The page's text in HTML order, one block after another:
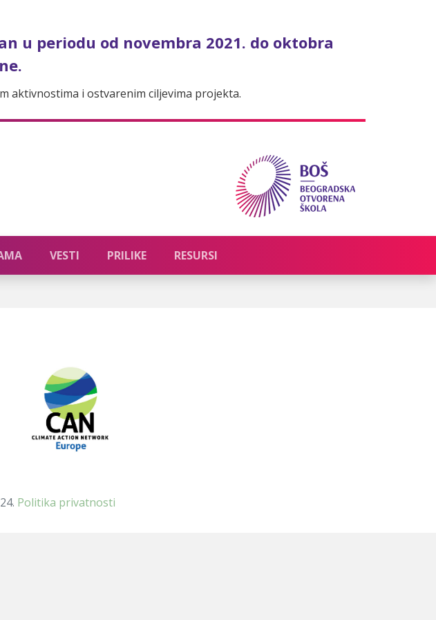
u periodu od novembra 2021. do oktobra
aktivnostima i ostvarenim ciljevima projekta.
VESTI PRILIKE RESURSI
Politika privatnosti